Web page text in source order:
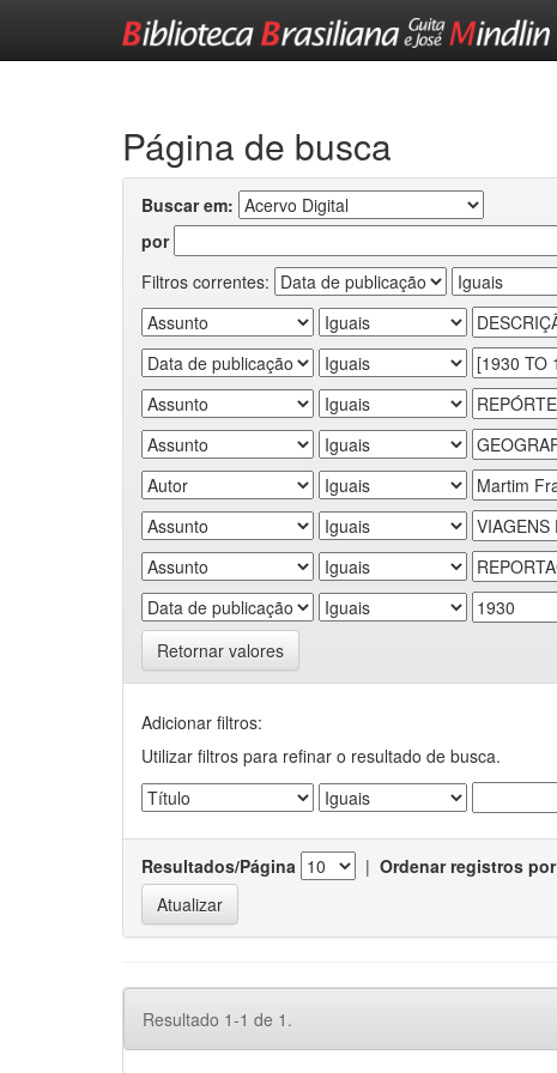
Página de busca
Buscar em:
por
Filtros correntes:
Retornar valores
Adicionar filtros:
Utilizar filtros para refinar o resultado de busca.
Resultados/Página | Ordenar registros por
Resultado 1-1 de 1.